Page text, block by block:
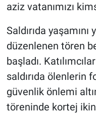
aziz vatanımızı
Saldırıda yaşamını
düzenlenen tören
başladı.
saldırıda ölenlerin
güvenlik önlemi
töreninde kortej